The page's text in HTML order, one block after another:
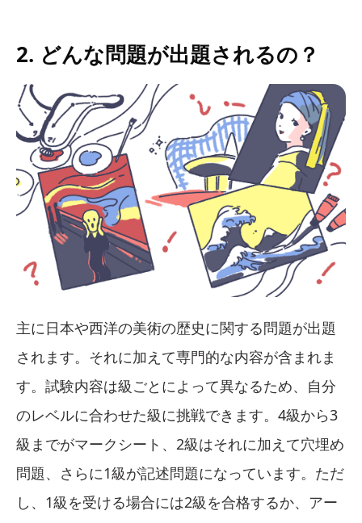
2. どんな問題が出題されるの？
主に日本や西洋の美術の歴史に関する問題が出題
されます。それに加えて専門的な内容が含まれま
す。試験内容は級ごとによって異なるため、自分
のレベルに合わせた級に挑戦できます。4級から3
級までがマークシート、2級はそれに加えて穴埋め
問題、さらに1級が記述問題になっています。ただ
し、1級を受ける場合には2級を合格するか、アー